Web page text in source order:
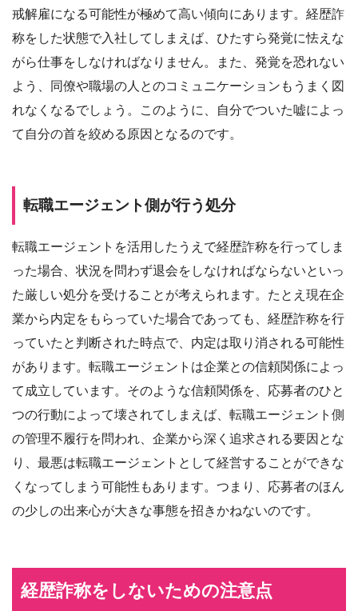
戒解雇になる可能性が極めて高い傾向にあります。経歴詐
称をした状態で入社してしまえば、ひたすら発覚に怯えな
がら仕事をしなければなりません。また、発覚を恐れない
よう、同僚や職場の人とのコミュニケーションもうまく図
れなくなるでしょう。このように、自分でついた嘘によっ
て自分の首を絞める原因となるのです。
転職エージェント側が行う処分
転職エージェントを活用したうえで経歴詐称を行ってしま
った場合、状況を問わず退会をしなければならないといっ
た厳しい処分を受けることが考えられます。たとえ現在企
業から内定をもらっていた場合であっても、経歴詐称を行
っていたと判断された時点で、内定は取り消される可能性
があります。転職エージェントは企業との信頼関係によっ
て成立しています。そのような信頼関係を、応募者のひと
つの行動によって壊されてしまえば、転職エージェント側
の管理不履行を問われ、企業から深く追求される要因とな
り、最悪は転職エージェントとして経営することができな
くなってしまう可能性もあります。つまり、応募者のほん
の少しの出来心が大きな事態を招きかねないのです。
経歴詐称をしないための注意点